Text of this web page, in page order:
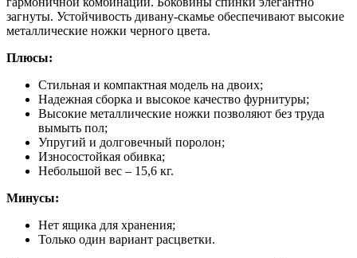
загнуты. Устойчивость дивану-скамье обеспечивают высокие
металлические ножки черного цвета.
Плюсы:
Стильная и компактная модель на двоих;
Надежная сборка и высокое качество фурнитуры;
Высокие металлические ножки позволяют без труда
вымыть пол;
Упругий и долговечный поролон;
Износостойкая обивка;
Небольшой вес – 15,6 кг.
Минусы:
Нет ящика для хранения;
Только один вариант расцветки.